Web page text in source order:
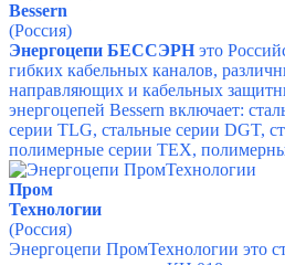
Bessern
(Россия)
Энергоцепи БЕССЭРН это
гибких кабельных каналов,
направляющих и кабельных
энергоцепей Bessern включает:
серии TLG, стальные серии DGT,
полимерные серии TEX,
Пром
Технологии
(Россия)
Энергоцепи ПромТехнологии это